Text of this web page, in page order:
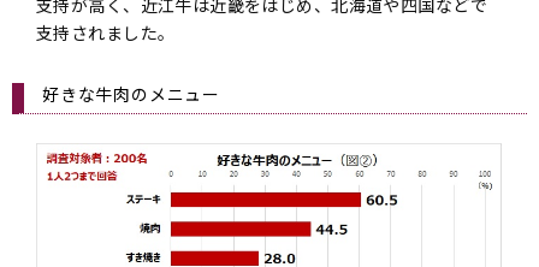
支持されました。
好きな牛肉のメニュー